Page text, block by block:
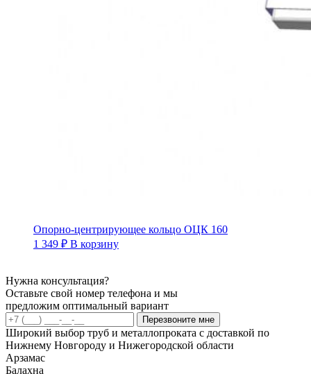
Опорно-центрирующее кольцо ОЦК 160
1 349 ₽ В корзину
Нужна консультация?
Оставьте свой номер телефона и мы
предложим оптимальный вариант
Перезвоните мне
Широкий выбор труб и металлопроката с доставкой по
Нижнему Новгороду и Нижегородской области
Арзамас
Балахна